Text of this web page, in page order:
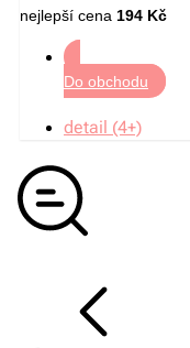
nejlepší cena 194 Kč
Do obchodu
detail (4+)